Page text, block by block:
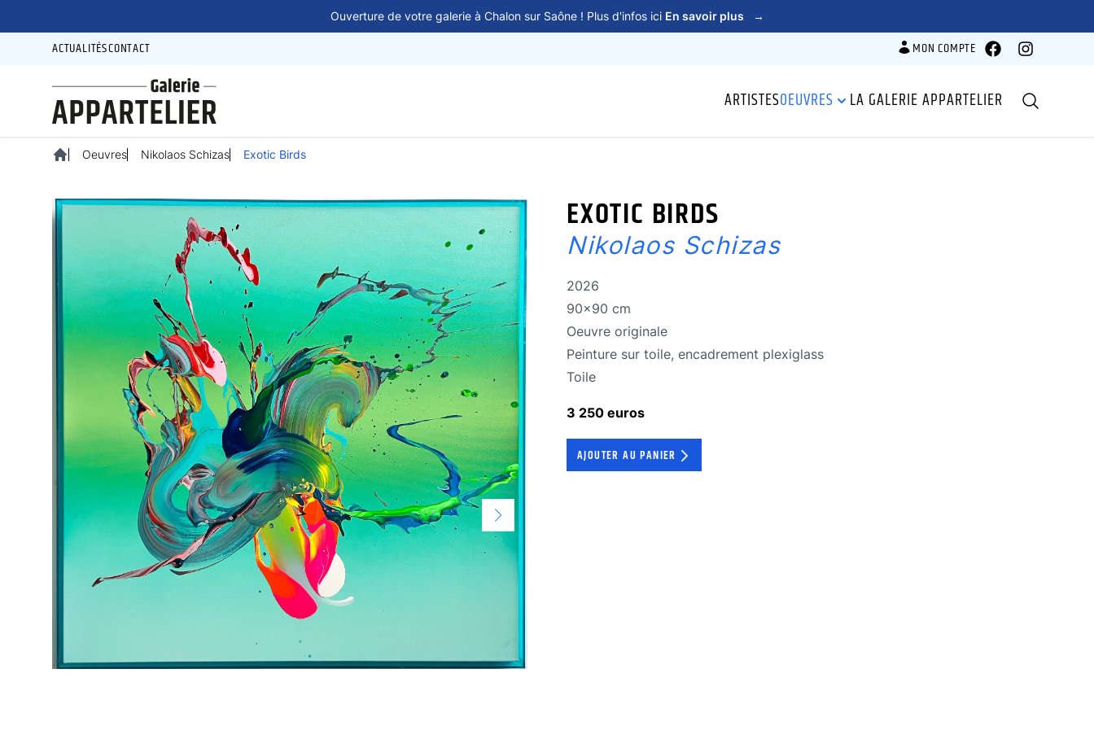
Ouverture de votre galerie à Chalon sur Saône ! Plus d'infos ici En savoir plus →
ACTUALITÉSCONTACT MON COMPTE FacebookInstagram
ARTISTESOEUVRES LA GALERIE APPARTELIER Recherche
Oeuvres Nikolaos Schizas Exotic Birds
EXOTIC BIRDS
Nikolaos Schizas
Année de réalisation
2026
Dimensions
90x90 cm
Oeuvre originale
Oeuvre originale
Technique
Peinture sur toile, encadrement plexiglass
Technique
Toile
3 250 euros
AJOUTER AU PANIER